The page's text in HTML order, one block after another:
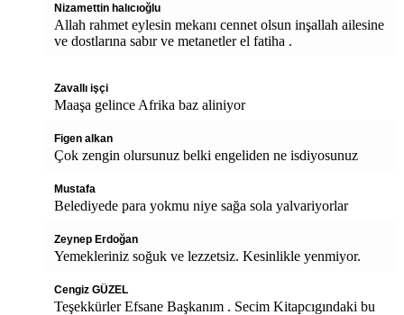
Nizamettin halıcıoğlu
Allah rahmet eylesin mekanı cennet olsun inşallah ailesine
ve dostlarına sabır ve metanetler el fatiha .
Zavallı işçi
Maaşa gelince Afrika baz aliniyor
Figen alkan
Çok zengin olursunuz belki engeliden ne isdiyosunuz
Mustafa
Belediyede para yokmu niye sağa sola yalvariyorlar
Zeynep Erdoğan
Yemekleriniz soğuk ve lezzetsiz. Kesinlikle yenmiyor.
Cengiz GÜZEL
Teşekkürler Efsane Başkanım . Secim Kitapcıgındaki bu